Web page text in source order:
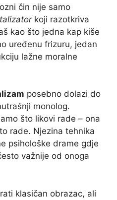
čin nije samo
koji razotkriva
kao što jedna kap kiše
uređenu frizuru, jedan
lažne moralne
posebno dolazi do
monolog.
što likovi rade – ona
to rade. Njezina tehnika
psihološke drame gdje
važnije od onoga
klasičan obrazac, ali